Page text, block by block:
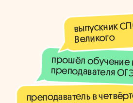
выпускник
Великого
прошёл обучение
преподавателя
преподаватель в